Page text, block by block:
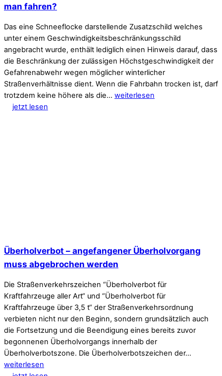
man fahren?
Das eine Schneeflocke darstellende Zusatzschild welches
unter einem Geschwindigkeitsbeschränkungsschild
angebracht wurde, enthält lediglich einen Hinweis darauf, dass
die Beschränkung der zulässigen Höchstgeschwindigkeit der
Gefahrenabwehr wegen möglicher winterlicher
Straßenverhältnisse dient. Wenn die Fahrbahn trocken ist, darf
trotzdem keine höhere als die… weiterlesen
jetzt lesen
Überholverbot – angefangener Überholvorgang
muss abgebrochen werden
Die Straßenverkehrszeichen “Überholverbot für
Kraftfahrzeuge aller Art“ und “Überholverbot für
Kraftfahrzeuge über 3,5 t“ der Straßenverkehrsordnung
verbieten nicht nur den Beginn, sondern grundsätzlich auch
die Fortsetzung und die Beendigung eines bereits zuvor
begonnenen Überholvorgangs innerhalb der
Überholverbotszone. Die Überholverbotszeichen der…
weiterlesen